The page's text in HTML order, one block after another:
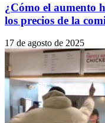
¿Cómo el aumento
los precios de la
17 de agosto de 2025